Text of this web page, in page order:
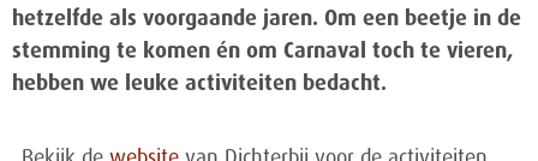
hetzelfde als voorgaande jaren. Om een beetje in de
stemming te komen én om Carnaval toch te vieren,
hebben we leuke activiteiten bedacht.